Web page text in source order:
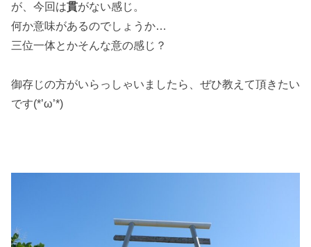
が、今回は貫がない感じ。
何か意味があるのでしょうか…
三位一体とかそんな意の感じ？
御存じの方がいらっしゃいましたら、ぜひ教えて頂きたい
です(*’ω’*)